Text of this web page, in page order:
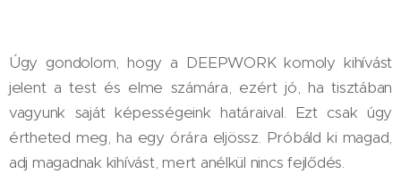
Úgy gondolom, hogy a DEEPWORK komoly kihívást
jelent a test és elme számára, ezért jó, ha tisztában
vagyunk saját képességeink határaival. Ezt csak úgy
értheted meg, ha egy órára eljössz. Próbáld ki magad,
adj magadnak kihívást, mert anélkül nincs fejlődés.